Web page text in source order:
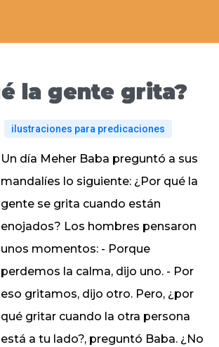
la gente grita?
ilustraciones para predicaciones
Un día Meher Baba preguntó a sus
mandalíes lo siguiente: ¿Por qué la
gente se grita cuando están
enojados? Los hombres pensaron
unos momentos: - Porque
perdemos la calma, dijo uno. - Por
eso gritamos, dijo otro. Pero, ¿por
qué gritar cuando la otra persona
está a tu lado?, preguntó Baba. ¿No